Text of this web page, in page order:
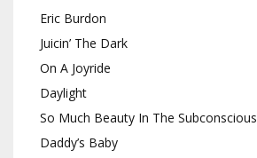
Eric Burdon
Juicin’ The Dark
On A Joyride
Daylight
So Much Beauty In The Subconscious
Daddy’s Baby